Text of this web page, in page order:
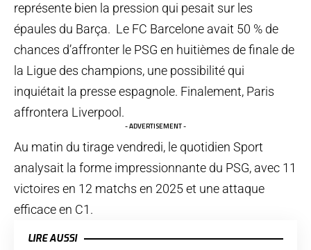
représente bien la pression qui pesait sur les
épaules du Barça. Le FC Barcelone avait 50 % de
chances d’affronter le PSG en huitièmes de finale de
la Ligue des champions, une possibilité qui
inquiétait la presse espagnole. Finalement, Paris
affrontera Liverpool.
- ADVERTISEMENT -
Au matin du tirage vendredi, le quotidien Sport
analysait la forme impressionnante du PSG, avec 11
victoires en 12 matchs en 2025 et une attaque
efficace en C1.
LIRE AUSSI